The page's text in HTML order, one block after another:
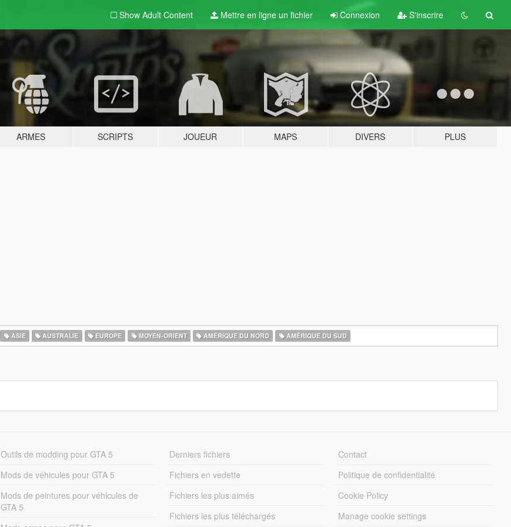
Show Adult Content Mettre en ligne un fichier Connexion S'inscrire
ARMES SCRIPTS JOUEUR MAPS DIVERS PLUS
ASIE AUSTRALIE EUROPE MOYEN-ORIENT AMÉRIQUE DU NORD AMÉRIQUE DU SUD
Outils de modding pour GTA 5
Mods de véhicules pour GTA 5
Mods de peintures pour véhicules de
GTA 5
Derniers fichiers
Fichiers en vedette
Fichiers les plus aimés
Fichiers les plus téléchargés
Contact
Politique de confidentialité
Cookie Policy
Manage cookie settings